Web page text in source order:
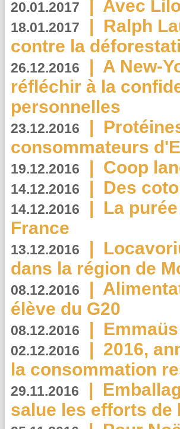
20.01.2017 | Avec
18.01.2017 | Ralph
contre la
26.12.2016 | A New-
réfléchir à la
personnelles
23.12.2016 |
consommateurs
19.12.2016 | Coop
14.12.2016 | Des
14.12.2016 | La
France
13.12.2016 |
dans la région de
08.12.2016 |
élève du G20
08.12.2016 |
02.12.2016 | 2016,
la consommation
29.11.2016 |
salue les efforts